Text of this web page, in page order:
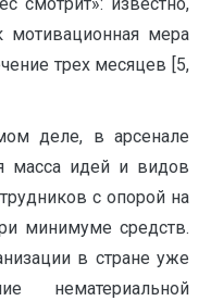
мера
трех месяцев [5,
деле, в арсенале
масса идей и видов
с опорой на
минимуме средств.
в стране уже
нематериальной